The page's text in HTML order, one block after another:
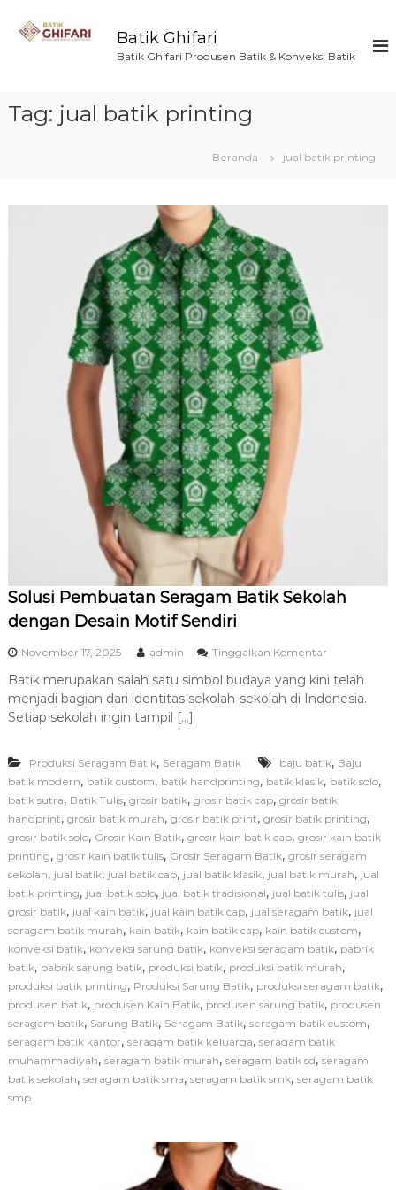
Batik Ghifari
Batik Ghifari Produsen Batik & Konveksi Batik
Tag: jual batik printing
Beranda jual batik printing
Solusi Pembuatan Seragam Batik Sekolah
dengan Desain Motif Sendiri
November 17, 2025 admin Tinggalkan Komentarp
d
a
u
i
e
m
b
u
a
n
S
e
r
a
m
B
a
Batik merupakan salah satu simbol budaya yang kini telah
menjadi bagian dari identitas sekolah-sekolah di Indonesia.
Setiap sekolah ingin tampil […]
Produksi Seragam Batik, Seragam Batik baju batik, Baju
batik modern, batik custom, batik handprinting, batik klasik, batik solo,
batik sutra, Batik Tulis, grosir batik, grosir batik cap, grosir batik
handprint, grosir batik murah, grosir batik print, grosir batik printing,
grosir batik solo, Grosir Kain Batik, grosir kain batik cap, grosir kain batik
printing, grosir kain batik tulis, Grosir Seragam Batik, grosir seragam
sekolah, jual batik, jual batik cap, jual batik klasik, jual batik murah, jual
batik printing, jual batik solo, jual batik tradisional, jual batik tulis, jual
grosir batik, jual kain batik, jual kain batik cap, jual seragam batik, jual
seragam batik murah, kain batik, kain batik cap, kain batik custom,
konveksi batik, konveksi sarung batik, konveksi seragam batik, pabrik
batik, pabrik sarung batik, produksi batik, produksi batik murah,
produksi batik printing, Produksi Sarung Batik, produksi seragam batik,
produsen batik, produsen Kain Batik, produsen sarung batik, produsen
seragam batik, Sarung Batik, Seragam Batik, seragam batik custom,
seragam batik kantor, seragam batik keluarga, seragam batik
muhammadiyah, seragam batik murah, seragam batik sd, seragam
batik sekolah, seragam batik sma, seragam batik smk, seragam batik
smp